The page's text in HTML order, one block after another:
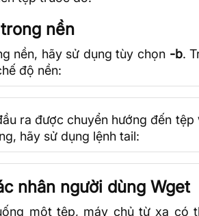
nền
nền, hãy sử dụng tùy chọn -b.
độ nền:
ra được chuyển hướng đến tệp
hãy sử dụng lệnh tail:
nhân người dùng Wget
một tệp, máy chủ từ xa có